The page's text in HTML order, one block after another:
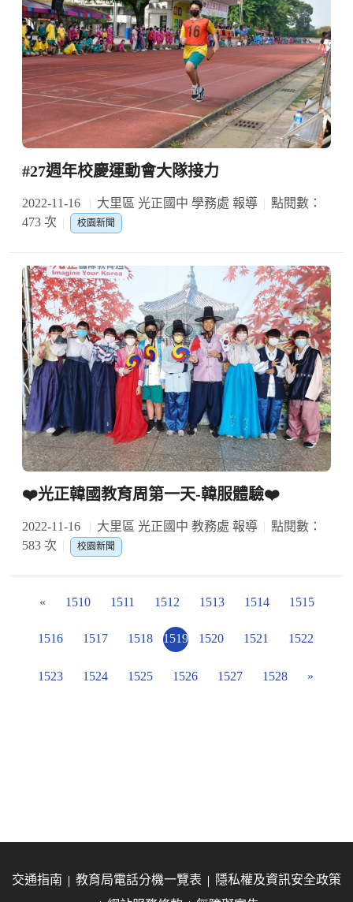
#27週年校慶運動會大隊接力
2022-11-16 大里區 光正國中 學務處 報導
點閱數：
473 次
校園新聞
❤️光正韓國教育周第一天-韓服體驗❤️
2022-11-16 大里區 光正國中 教務處 報導
點閱數：
583 次
校園新聞
« 1510 1511 1512 1513 1514 1515
1516 1517 1518 1519 1520 1521 1522
1523 1524 1525 1526 1527 1528 »
交通指南 教育局電話分機一覽表
隱私權及資訊安全政策